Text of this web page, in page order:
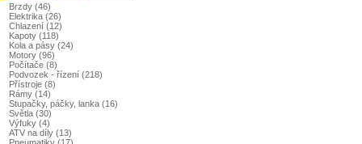
Brzdy (46)
Elektrika (26)
Chlazení (12)
Kapoty (118)
Kola a pásy (24)
Motory (96)
Počítače (8)
Podvozek - řízení (218)
Přístroje (8)
Rámy (14)
Stupačky, páčky, lanka (16)
Světla (30)
Výfuky (4)
ATV na díly (13)
Pneumatiky (17)